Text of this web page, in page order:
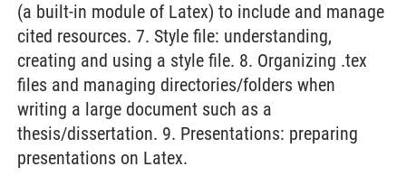
(a built-in module of Latex) to include and manage
cited resources. 7. Style file: understanding,
creating and using a style file. 8. Organizing .tex
files and managing directories/folders when
writing a large document such as a
thesis/dissertation. 9. Presentations: preparing
presentations on Latex.